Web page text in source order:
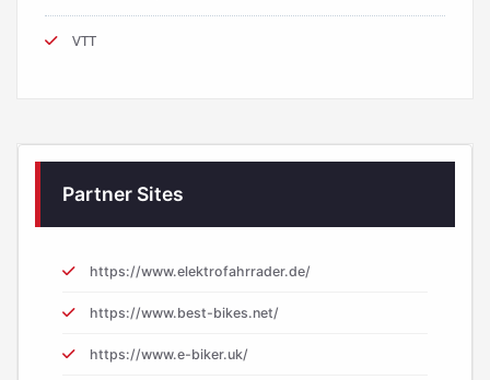
VTT
Partner Sites
https://www.elektrofahrrader.de/
https://www.best-bikes.net/
https://www.e-biker.uk/